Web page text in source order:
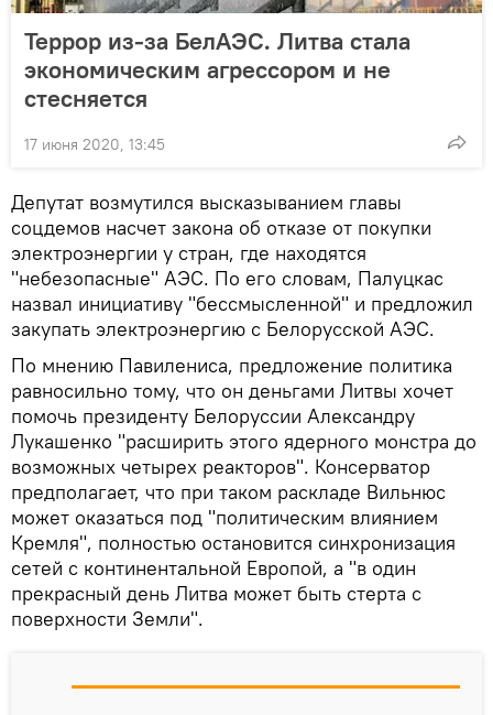
Террор из-за БелАЭС. Литва стала
экономическим агрессором и не
стесняется
17 июня 2020, 13:45
Депутат возмутился высказыванием главы
соцдемов насчет закона об отказе от покупки
электроэнергии у стран, где находятся
"небезопасные" АЭС. По его словам, Палуцкас
назвал инициативу "бессмысленной" и предложил
закупать электроэнергию с Белорусской АЭС.
По мнению Павилениса, предложение политика
равносильно тому, что он деньгами Литвы хочет
помочь президенту Белоруссии Александру
Лукашенко "расширить этого ядерного монстра до
возможных четырех реакторов". Консерватор
предполагает, что при таком раскладе Вильнюс
может оказаться под "политическим влиянием
Кремля", полностью остановится синхронизация
сетей с континентальной Европой, а "в один
прекрасный день Литва может быть стерта с
поверхности Земли".